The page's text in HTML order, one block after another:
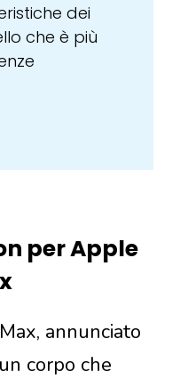
dei
che è più
per Apple
annunciato
corpo che